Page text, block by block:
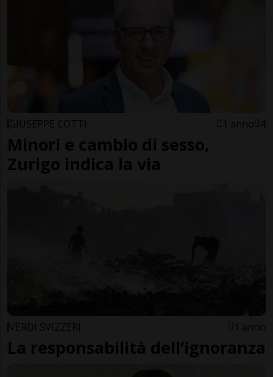
GIUSEPPE COTTI 1 anno 4
Minori e cambio di sesso,
Zurigo indica la via
VERDI SVIZZERI 1 anno
La responsabilità dell’ignoranza